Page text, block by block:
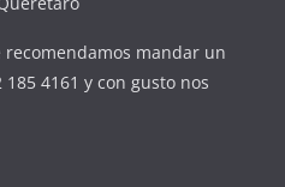
mandar un
4161 y con gusto nos